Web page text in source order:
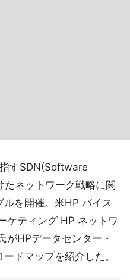
すSDN(Software
ネットワーク戦略に関
を開催。米HP バイス
ケティング HP ネットワ
がHPデータセンター・
ドマップを紹介した。